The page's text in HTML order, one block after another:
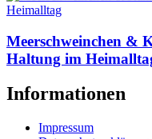
Meerschweinchen &
Haltung im
Informationen
Impressum